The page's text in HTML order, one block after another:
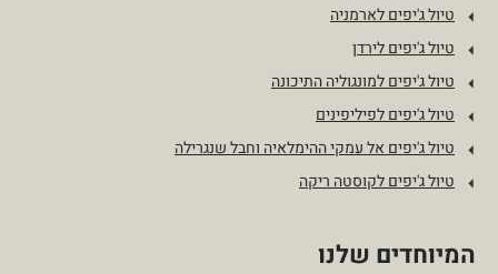
טיול ג'יפים לארמניה
טיול ג'יפים לירדן
טיול ג'יפים למונגוליה התיכונה
טיול ג'יפים לפיליפינים
טיול ג'יפים אל עמקי ההימלאיה וחבל שנגרילה
טיול ג'יפים לקוסטה ריקה
המיוחדים שלנו